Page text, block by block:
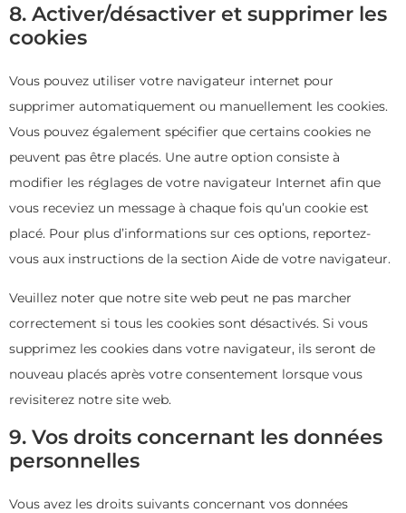
8. Activer/désactiver et supprimer les
cookies
Vous pouvez utiliser votre navigateur internet pour
supprimer automatiquement ou manuellement les cookies.
Vous pouvez également spécifier que certains cookies ne
peuvent pas être placés. Une autre option consiste à
modifier les réglages de votre navigateur Internet afin que
vous receviez un message à chaque fois qu’un cookie est
placé. Pour plus d’informations sur ces options, reportez-
vous aux instructions de la section Aide de votre navigateur.
Veuillez noter que notre site web peut ne pas marcher
correctement si tous les cookies sont désactivés. Si vous
supprimez les cookies dans votre navigateur, ils seront de
nouveau placés après votre consentement lorsque vous
revisiterez notre site web.
9. Vos droits concernant les données
personnelles
Vous avez les droits suivants concernant vos données